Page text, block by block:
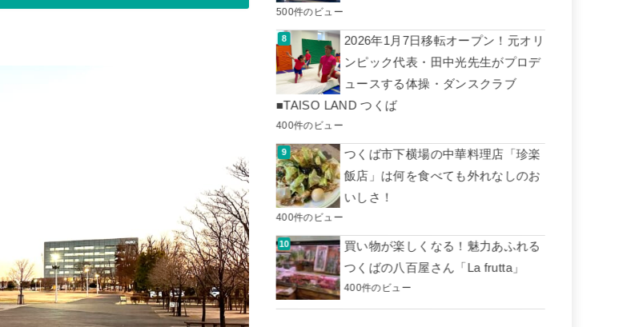
500件のビュー
2026年1月7日移転オープン！元オリ
ンピック代表・田中光先生がプロデ
ュースする体操・ダンスクラブ
■TAISO LAND つくば
400件のビュー
つくば市下横場の中華料理店「珍楽
飯店」は何を食べても外れなしのお
いしさ！
400件のビュー
買い物が楽しくなる！魅力あふれる
つくばの八百屋さん「La frutta」
400件のビュー